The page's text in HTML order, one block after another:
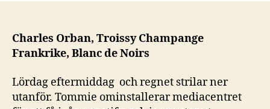
Charles Orban, Troissy Champange
Frankrike, Blanc de Noirs
Lördag eftermiddag och regnet strilar ner
utanför. Tommie ominstallerar mediacentret